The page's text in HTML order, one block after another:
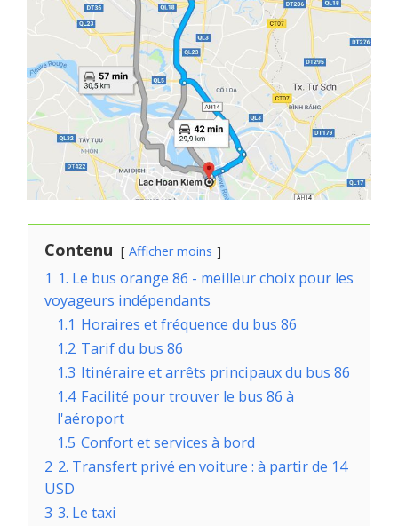
Contenu Afficher moins
1 1. Le bus orange 86 - meilleur choix pour les
voyageurs indépendants
1.1 Horaires et fréquence du bus 86
1.2 Tarif du bus 86
1.3 Itinéraire et arrêts principaux du bus 86
1.4 Facilité pour trouver le bus 86 à
l'aéroport
1.5 Confort et services à bord
2 2. Transfert privé en voiture : à partir de 14
USD
3 3. Le taxi